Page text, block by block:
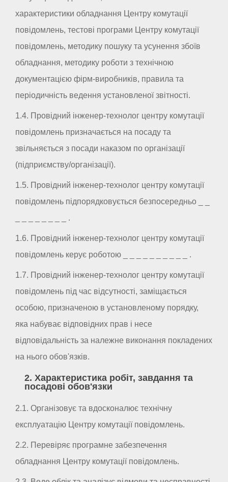
характеристики обладнання Центру комутації
повідомлень, тестові програми Центру комутації
повідомлень, методику пошуку та усунення збоїв
обладнання, методику роботи з технічною
документацією фірм-виробників, правила та
періодичність ведення установленої звітності.
1.4. Провідний інженер-технолог центру комутації
повідомлень призначається на посаду та
звільняється з посади наказом по організації
(підприємству/організації).
1.5. Провідний інженер-технолог центру комутації
повідомлень підпорядковується безпосередньо _ _
_ _ _ _ _ _ _ _ .
1.6. Провідний інженер-технолог центру комутації
повідомлень керує роботою _ _ _ _ _ _ _ _ _ _ .
1.7. Провідний інженер-технолог центру комутації
повідомлень під час відсутності, заміщається
особою, призначеною в установленому порядку,
яка набуває відповідних прав і несе
відповідальність за належне виконання покладених
на нього обов'язків.
2. Характеристика робіт, завдання та
посадові обов'язки
2.1. Організовує та вдосконалює технічну
експлуатацію Центру комутації повідомлень.
2.2. Перевіряє програмне забезпечення
обладнання Центру комутації повідомлень.